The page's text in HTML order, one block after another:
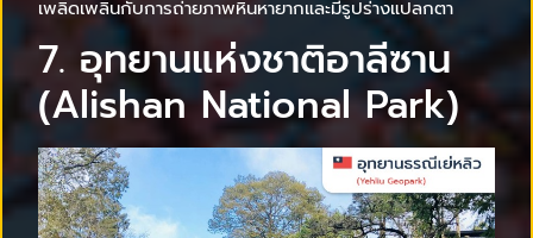
เพลิดเพลินกับการถ่ายภาพหินหายากและมีรูปร่างแปลกตา
7. อุทยานแห่งชาติอาลีซาน
(Alishan National Park)